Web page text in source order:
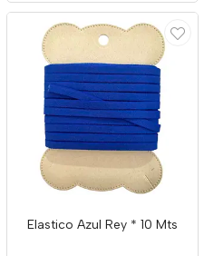
Elastico Azul Rey * 10 Mts